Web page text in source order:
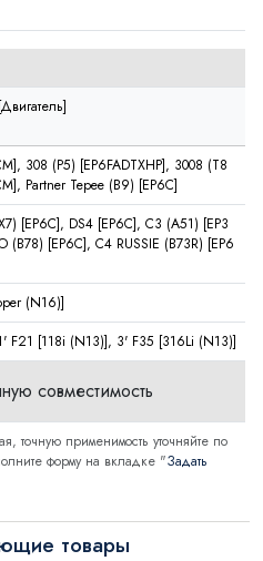
308 (P5) [EP6FADTXHP], 3008 (T8
Partner Tepee (B9) [EP6C]
[EP6C], DS4 [EP6C], C3 (A51) [EP3
(B78) [EP6C], C4 RUSSIE (B73R) [EP6
(N16)]
F21 [118i (N13)], 3' F35 [316Li (N13)]
совместимость
точную применимость уточняйте по
форму на вкладке "Задать
товары